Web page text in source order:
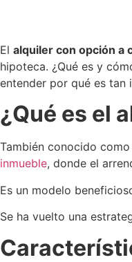
El alquiler con opción a
hipoteca. ¿Qué es y
entender por qué es tan
¿Qué es el
También conocido como
inmueble, donde el
Es un modelo
Se ha vuelto una